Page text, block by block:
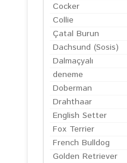
Cocker
Collie
Çatal Burun
Dachsund (Sosis)
Dalmaçyalı
deneme
Doberman
Drahthaar
English Setter
Fox Terrier
French Bulldog
Golden Retriever